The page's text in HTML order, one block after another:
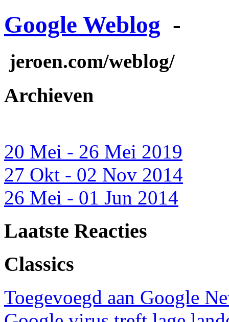
Google Weblog -
jeroen.com/weblog/
Archieven
20 Mei - 26 Mei 2019
27 Okt - 02 Nov 2014
26 Mei - 01 Jun 2014
Laatste Reacties
Classics
Toegevoegd aan Google